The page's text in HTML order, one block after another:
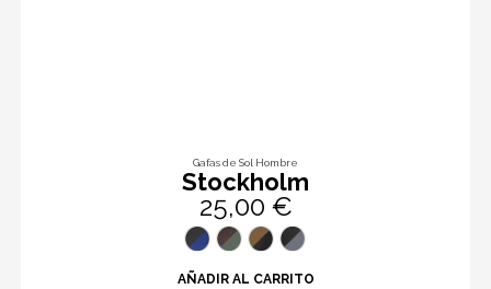
Gafas de Sol Hombre
Stockholm
25,00 €
AÑADIR AL CARRITO